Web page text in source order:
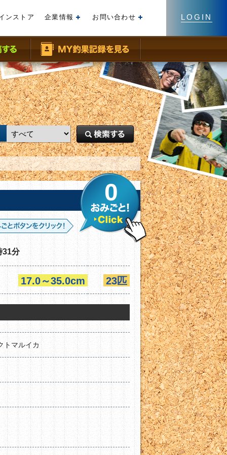
LOGIN
ンストア 企業情報 開くお問い合わせ
0
31分
17.0～35.0cm 23匹
トマルイカ